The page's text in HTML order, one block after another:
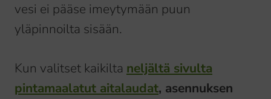
vesi ei pääse imeytymään puun
yläpinnoilta sisään.
Kun valitset kaikilta neljältä sivulta
pintamaalatut aitalaudat, asennuksen